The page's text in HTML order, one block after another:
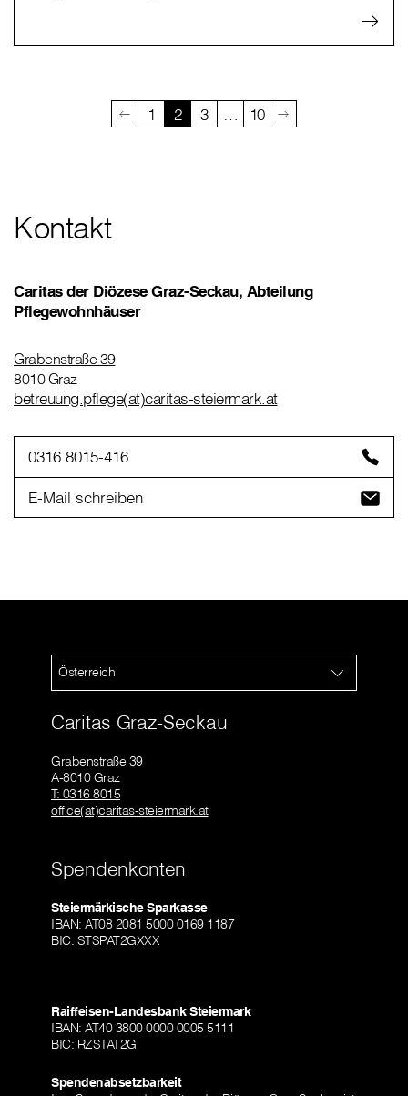
1 2 3 10
Kontakt
Caritas der Diözese Graz-Seckau, Abteilung
Pflegewohnhäuser
Grabenstraße 39
8010 Graz
betreuung.pflege(at)caritas-steiermark.at
0316 8015-416
E-Mail schreiben
Österreich
Caritas Graz-Seckau
Grabenstraße 39
A-8010 Graz
T: 0316 8015
office(at)caritas-steiermark.at
Spendenkonten
Steiermärkische Sparkasse
IBAN: AT08 2081 5000 0169 1187
BIC: STSPAT2GXXX
Raiffeisen-Landesbank Steiermark
IBAN: AT40 3800 0000 0005 5111
BIC: RZSTAT2G
Spendenabsetzbarkeit